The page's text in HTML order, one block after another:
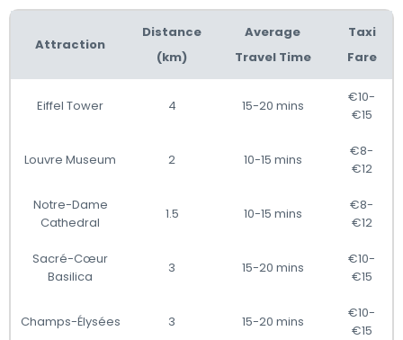
Attraction
Distance
(km)
Average
Travel Time
Taxi
Fare
Eiffel Tower 4 15-20 mins
€10-
€15
Louvre Museum 2 10-15 mins
€8-
€12
Notre-Dame
Cathedral
1.5 10-15 mins
€8-
€12
Sacré-Cœur
Basilica
3 15-20 mins
€10-
€15
Champs-Élysées 3 15-20 mins
€10-
€15